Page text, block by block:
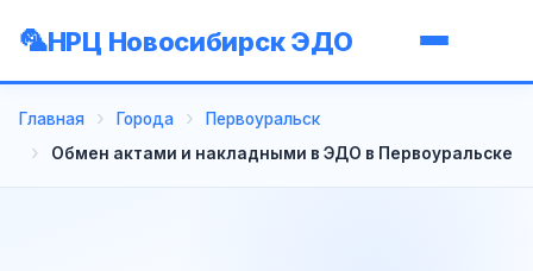
НРЦ Новосибирск ЭДО
Главная Города
Первоуральск
Обмен актами и накладными в ЭДО в Первоуральске